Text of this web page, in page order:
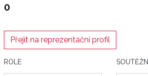
0
Přejít na reprezentační profil
ROLE